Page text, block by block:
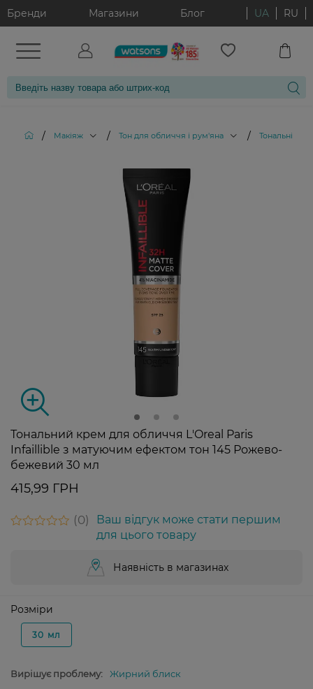
Бренди Магазини Блог UA RU
/ Макіяж / Тон для обличчя і рум'яна / Тональні
Тональний крем для обличчя L'Oreal Paris
Infaillible з матуючим ефектом тон 145 Рожево-
бежевий 30 мл
415,99 ГРН
0
Ваш відгук може стати першим
для цього товару
Наявність в магазинах
Розміри
30 мл
Вирішує проблему:
Жирний блиск